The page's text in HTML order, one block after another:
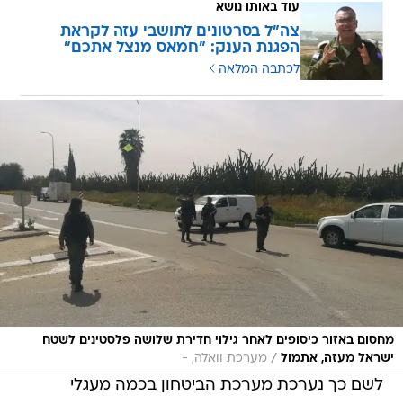
עוד באותו נושא
צה"ל בסרטונים לתושבי עזה לקראת
הפגנת הענק: "חמאס מנצל אתכם"
לכתבה המלאה
מחסום באזור כיסופים לאחר גילוי חדירת שלושה פלסטינים לשטח
ישראל מעזה, אתמול / מערכת וואלה, -
לשם כך נערכת מערכת הביטחון בכמה מעגלי